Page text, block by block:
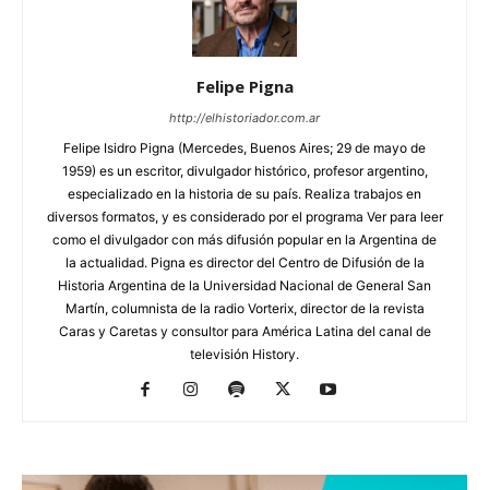
Felipe Pigna
http://elhistoriador.com.ar
Felipe Isidro Pigna (Mercedes, Buenos Aires; 29 de mayo de
1959) es un escritor, divulgador histórico, profesor argentino,
especializado en la historia de su país. Realiza trabajos en
diversos formatos, y es considerado por el programa Ver para leer
como el divulgador con más difusión popular en la Argentina de
la actualidad. Pigna es director del Centro de Difusión de la
Historia Argentina de la Universidad Nacional de General San
Martín, columnista de la radio Vorterix, director de la revista
Caras y Caretas y consultor para América Latina del canal de
televisión History.